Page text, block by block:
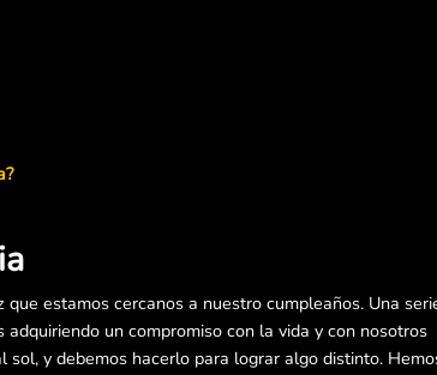
estamos cercanos a nuestro cumpleaños. Una
un compromiso con la vida y con nosotros
y debemos hacerlo para lograr algo distinto.